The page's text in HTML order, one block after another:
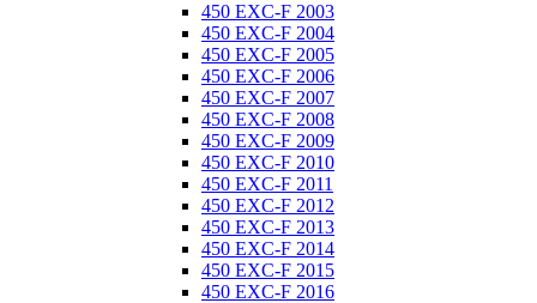
450 EXC-F 2003
450 EXC-F 2004
450 EXC-F 2005
450 EXC-F 2006
450 EXC-F 2007
450 EXC-F 2008
450 EXC-F 2009
450 EXC-F 2010
450 EXC-F 2011
450 EXC-F 2012
450 EXC-F 2013
450 EXC-F 2014
450 EXC-F 2015
450 EXC-F 2016